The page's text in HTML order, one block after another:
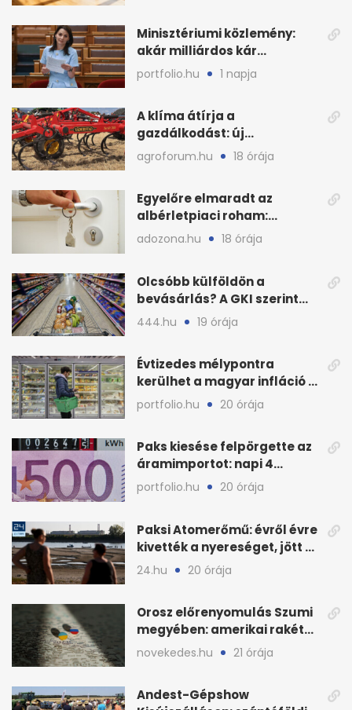
Minisztériumi közlemény:
akár milliárdos kár
fenyegette Budapest fáit
portfolio.hu 1 napja
A klíma átírja a
gazdálkodást: új
megoldásokat keres a
mezőgazdaság
agroforum.hu 18 órája
Egyelőre elmaradt az
albérletpiaci roham:
ennyibe kerülnek a kiadó
adozona.hu 18 órája
Olcsóbb külföldön a
bevásárlás? A GKI szerint
zárkózott a magyar árszint
444.hu 19 órája
Évtizedes mélypontra
kerülhet a magyar infláció a
KSH új adata szerint
portfolio.hu 20 órája
Paks kiesése felpörgette az
áramimportot: napi 4
milliárd forintos számla
portfolio.hu 20 órája
Paksi Atomerőmű: évről évre
kivették a nyereséget, jött a
baj
24.hu 20 órája
Orosz előrenyomulás Szumi
megyében: amerikai rakéták
is zsákmányként
novekedes.hu 21 órája
Andest-Gépshow